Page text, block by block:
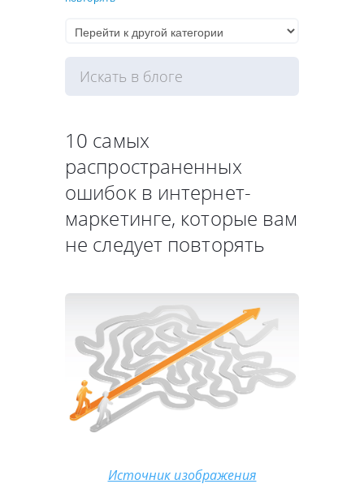
10 самых
распространенных
ошибок в интернет-
маркетинге, которые вам
не следует повторять
Источник изображения